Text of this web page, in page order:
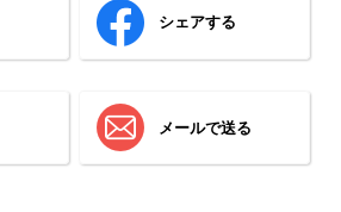
シェアする
メールで送る